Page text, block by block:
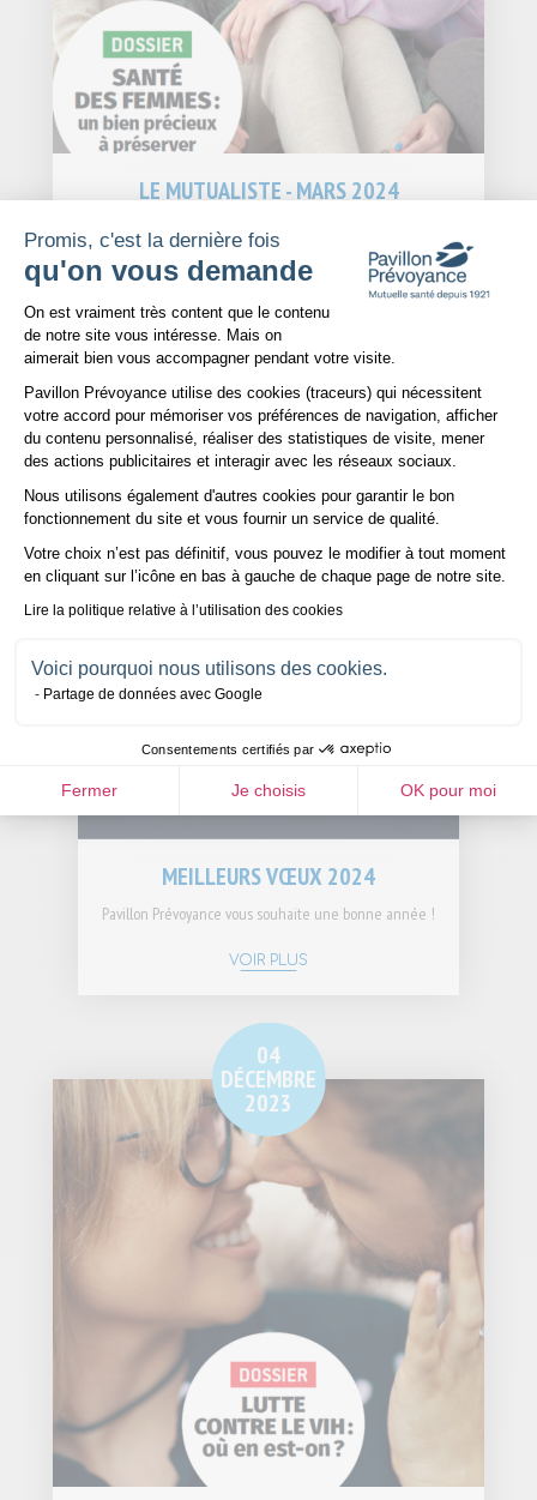
Promis, c'est la dernière fois
qu'on vous demande
Plateforme de Gestion du
On est vraiment très content que le contenu
de notre site vous intéresse. Mais on
aimerait bien vous accompagner pendant votre visite.
Pavillon Prévoyance utilise des cookies (traceurs) qui nécessitent
votre accord pour mémoriser vos préférences de navigation, afficher
du contenu personnalisé, réaliser des statistiques de visite, mener
des actions publicitaires et interagir avec les réseaux sociaux.
Nous utilisons également d'autres cookies pour garantir le bon
fonctionnement du site et vous fournir un service de qualité.
Votre choix n’est pas définitif, vous pouvez le modifier à tout moment
en cliquant sur l’icône en bas à gauche de chaque page de notre site.
Lire la politique relative à l’utilisation des cookies
Voici pourquoi nous utilisons des cookies.
Partage de données avec Google
Consentements certifiés par
Fermer Je choisis OK pour moi
Axeptio consent
LE MUTUALISTE - MARS 2024
DOSSIER : SANTÉ DES FEMMES : un bien précieux à
préserver
Page 4 : Solidarité- La mutuelle aux côtés des Fées Bleues
- L'assurance hospitalisation
Page 6 : Décryptage - Comprendre les remboursements
VOIR PLUS
01
JANVIER
2024
MEILLEURS VŒUX 2024
Pavillon Prévoyance vous souhaite une bonne année !
VOIR PLUS
04
DÉCEMBRE
2023